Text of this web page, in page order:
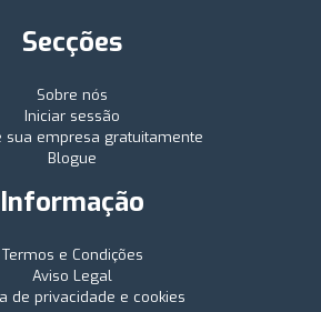
Secções
Sobre nós
Iniciar sessão
sua empresa gratuitamente
Blogue
Informação
Termos e Condições
Aviso Legal
de privacidade e cookies